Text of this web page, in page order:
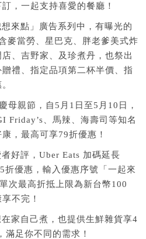
，一起支持喜愛的餐廳！
來點」廣告系列中，有曝光的
麥當勞、星巴克、胖老爹美式炸
、吉野家、及珍煮丹，也祭出
禮、指定品項第二杯半價、指
母親節，自5月1日至5月10日，
Friday’s、馬辣、海壽司等知名
，最高可享79折優惠！
好評，Uber Eats 加碼延長
折優惠，輸入優惠序號「一起來
次最高折抵上限為新台幣100
不完！
家自己煮，也提供生鮮雜貨享4
滿足你不同的需求！